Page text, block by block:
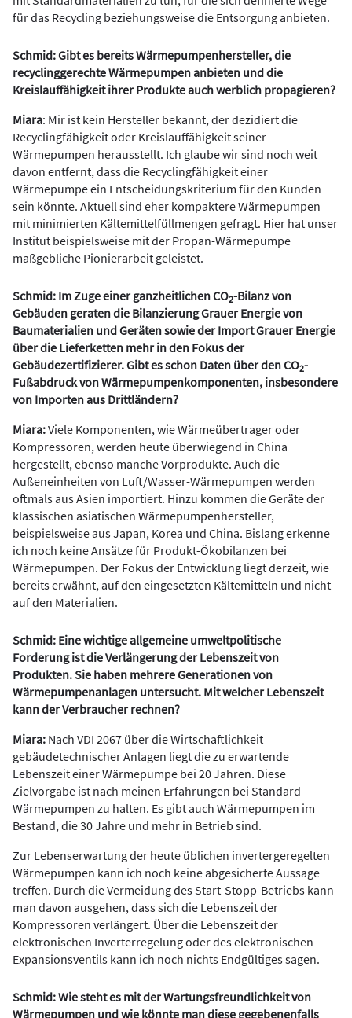
für das Recycling beziehungsweise die Entsorgung anbieten.
Schmid: Gibt es bereits Wärmepumpenhersteller, die
recyclinggerechte Wärmepumpen anbieten und die
Kreislauffähigkeit ihrer Produkte auch werblich propagieren?
Miara: Mir ist kein Hersteller bekannt, der dezidiert die
Recyclingfähigkeit oder Kreislauffähigkeit seiner
Wärmepumpen herausstellt. Ich glaube wir sind noch weit
davon entfernt, dass die Recyclingfähigkeit einer
Wärmepumpe ein Entscheidungskriterium für den Kunden
sein könnte. Aktuell sind eher kompaktere Wärmepumpen
mit minimierten Kältemittelfüllmengen gefragt. Hier hat unser
Institut beispielsweise mit der Propan-Wärmepumpe
maßgebliche Pionierarbeit geleistet.
Schmid: Im Zuge einer ganzheitlichen CO2-Bilanz von
Gebäuden geraten die Bilanzierung Grauer Energie von
Baumaterialien und Geräten sowie der Import Grauer Energie
über die Lieferketten mehr in den Fokus der
Gebäudezertifizierer. Gibt es schon Daten über den CO2-
Fußabdruck von Wärmepumpenkomponenten, insbesondere
von Importen aus Drittländern?
Miara:Viele Komponenten, wie Wärmeübertrager oder
Kompressoren, werden heute überwiegend in China
hergestellt, ebenso manche Vorprodukte. Auch die
Außeneinheiten von Luft/Wasser-Wärmepumpen werden
oftmals aus Asien importiert. Hinzu kommen die Geräte der
klassischen asiatischen Wärmepumpenhersteller,
beispielsweise aus Japan, Korea und China. Bislang erkenne
ich noch keine Ansätze für Produkt-Ökobilanzen bei
Wärmepumpen. Der Fokus der Entwicklung liegt derzeit, wie
bereits erwähnt, auf den eingesetzten Kältemitteln und nicht
auf den Materialien.
Schmid: Eine wichtige allgemeine umweltpolitische
Forderung ist die Verlängerung der Lebenszeit von
Produkten. Sie haben mehrere Generationen von
Wärmepumpenanlagen untersucht. Mit welcher Lebenszeit
kann der Verbraucher rechnen?
Miara: Nach VDI 2067 über die Wirtschaftlichkeit
gebäudetechnischer Anlagen liegt die zu erwartende
Lebenszeit einer Wärmepumpe bei 20 Jahren. Diese
Zielvorgabe ist nach meinen Erfahrungen bei Standard-
Wärmepumpen zu halten. Es gibt auch Wärmepumpen im
Bestand, die 30 Jahre und mehr in Betrieb sind.
Zur Lebenserwartung der heute üblichen invertergeregelten
Wärmepumpen kann ich noch keine abgesicherte Aussage
treffen. Durch die Vermeidung des Start-Stopp-Betriebs kann
man davon ausgehen, dass sich die Lebenszeit der
Kompressoren verlängert. Über die Lebenszeit der
elektronischen Inverterregelung oder des elektronischen
Expansionsventils kann ich noch nichts Endgültiges sagen.
Schmid: Wie steht es mit der Wartungsfreundlichkeit von
Wärmepumpen und wie könnte man diese gegebenenfalls